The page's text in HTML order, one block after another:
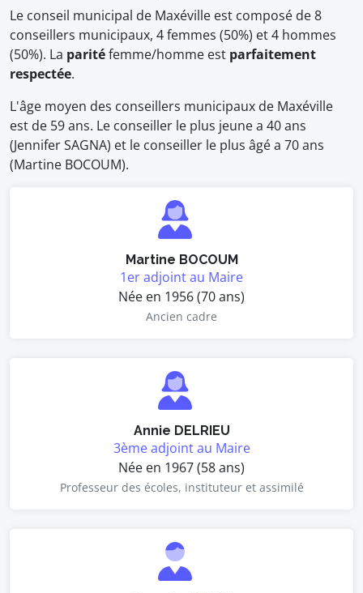
Le conseil municipal de Maxéville est composé de 8
conseillers municipaux, 4 femmes (50%) et 4 hommes
(50%). La paritéfemme/homme est parfaitement
respectée.
L'âge moyen des conseillers municipaux de Maxéville
est de 59 ans. Le conseiller le plus jeune a 40 ans
(Jennifer SAGNA) et le conseiller le plus âgé a 70 ans
(Martine BOCOUM).
Martine BOCOUM
1er adjoint au Maire
Née en 1956 (70 ans)
Ancien cadre
Annie DELRIEU
3ème adjoint au Maire
Née en 1967 (58 ans)
Professeur des écoles, instituteur et assimilé